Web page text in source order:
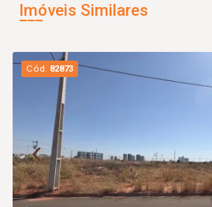
Imóveis Similares
Cód. 82873